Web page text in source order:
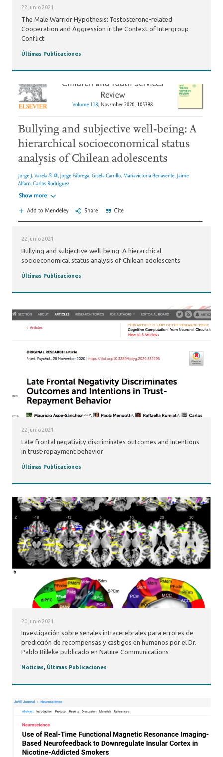
22 junio 2021
The Male Warrior Hypothesis: Testosterone-related
Cooperation and Aggression in the Context of Intergroup
Conflict
Últimas Publicaciones
22 junio 2021
Bullying and subjective well-being: A hierarchical
socioeconomical status analysis of Chilean adolescents
Últimas Publicaciones
22 junio 2021
Late frontal negativity discriminates outcomes and intentions
in trust-repayment behavior
Últimas Publicaciones
20 junio 2021
Investigación sobre señales intracerebrales para errores de
predicción de recompensas y castigos en humanos por el Dr.
Pablo Billeke publicado en Nature Communications
Noticias, Últimas Publicaciones